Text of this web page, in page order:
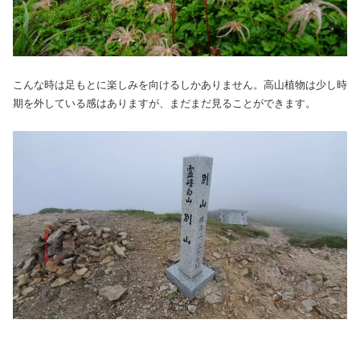
こんな時は足もとに楽しみを向けるしかありません。高山植物は少し時
期を外している感はありますが、まだまだ見ることができます。